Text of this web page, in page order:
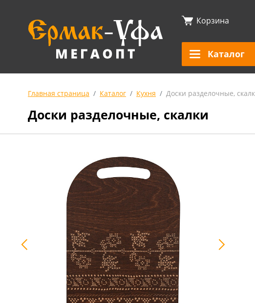
Корзина
Каталог
Главная страница Каталог Кухня Доски разделочные,
Доски разделочные, скалки